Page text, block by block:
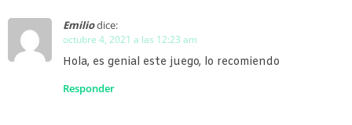
Emiliodice:
octubre 4, 2021 a las 12:23 am
Hola, es genial este juego, lo recomiendo
Responder